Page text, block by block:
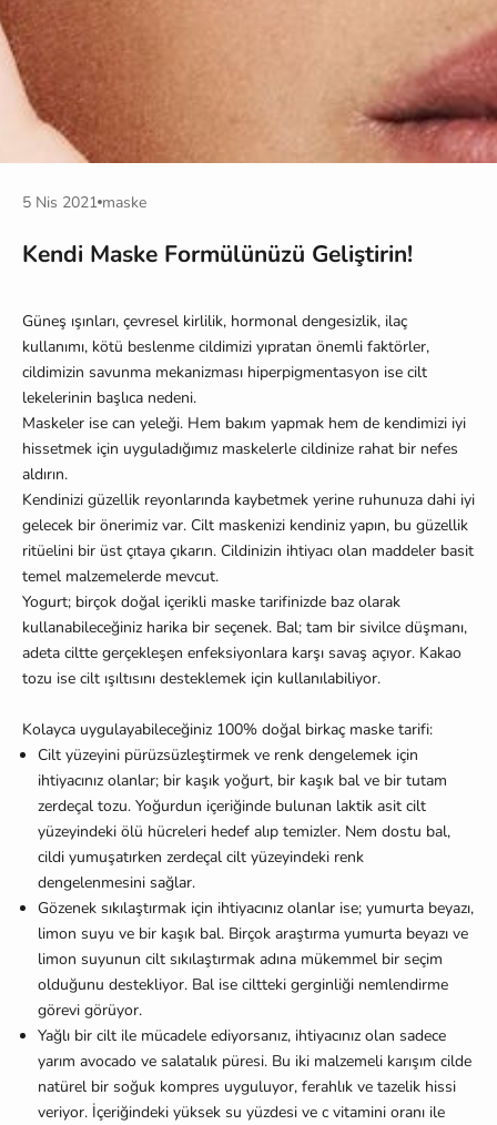
5 Nis 2021 maske
Kendi Maske Formülünüzü Geliştirin!
Güneş ışınları, çevresel kirlilik, hormonal dengesizlik, ilaç
kullanımı, kötü beslenme cildimizi yıpratan önemli faktörler,
cildimizin savunma mekanizması hiperpigmentasyon ise cilt
lekelerinin başlıca nedeni.
Maskeler ise can yeleği. Hem bakım yapmak hem de kendimizi iyi
hissetmek için uyguladığımız maskelerle cildinize rahat bir nefes
aldırın.
Kendinizi güzellik reyonlarında kaybetmek yerine ruhunuza dahi iyi
gelecek bir önerimiz var. Cilt maskenizi kendiniz yapın, bu güzellik
ritüelini bir üst çıtaya çıkarın. Cildinizin ihtiyacı olan maddeler basit
temel malzemelerde mevcut.
Yogurt; birçok doğal içerikli maske tarifinizde baz olarak
kullanabileceğiniz harika bir seçenek. Bal; tam bir sivilce düşmanı,
adeta ciltte gerçekleşen enfeksiyonlara karşı savaş açıyor. Kakao
tozu ise cilt ışıltısını desteklemek için kullanılabiliyor.
Kolayca uygulayabileceğiniz 100% doğal birkaç maske tarifi:
Cilt yüzeyini pürüzsüzleştirmek ve renk dengelemek için
ihtiyacınız olanlar; bir kaşık yoğurt, bir kaşık bal ve bir tutam
zerdeçal tozu. Yoğurdun içeriğinde bulunan laktik asit cilt
yüzeyindeki ölü hücreleri hedef alıp temizler. Nem dostu bal,
cildi yumuşatırken zerdeçal cilt yüzeyindeki renk
dengelenmesini sağlar.
Gözenek sıkılaştırmak için ihtiyacınız olanlar ise; yumurta beyazı,
limon suyu ve bir kaşık bal. Birçok araştırma yumurta beyazı ve
limon suyunun cilt sıkılaştırmak adına mükemmel bir seçim
olduğunu destekliyor. Bal ise ciltteki gerginliği nemlendirme
görevi görüyor.
Yağlı bir cilt ile mücadele ediyorsanız, ihtiyacınız olan sadece
yarım avocado ve salatalık püresi. Bu iki malzemeli karışım cilde
natürel bir soğuk kompres uyguluyor, ferahlık ve tazelik hissi
veriyor. İçeriğindeki yüksek su yüzdesi ve c vitamini oranı ile